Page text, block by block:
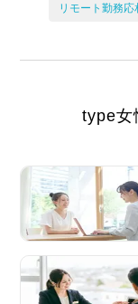
リモート勤務応
type女